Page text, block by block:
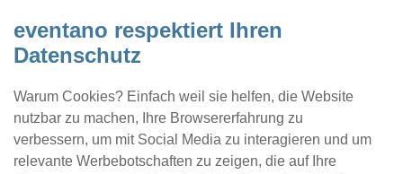
eventano respektiert Ihren
Datenschutz
Warum Cookies? Einfach weil sie helfen, die Website
nutzbar zu machen, Ihre Browsererfahrung zu
verbessern, um mit Social Media zu interagieren und um
relevante Werbebotschaften zu zeigen, die auf Ihre